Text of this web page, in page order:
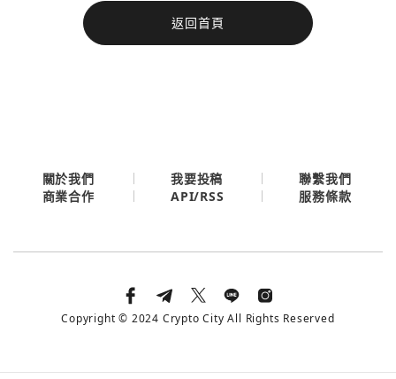
返回首頁
今日熱門
今日熱門
關於我們 我要投稿
聯繫我們
商業合作
API/RSS 服務條款
Copyright © 2024 Crypto City All Rights Reserved